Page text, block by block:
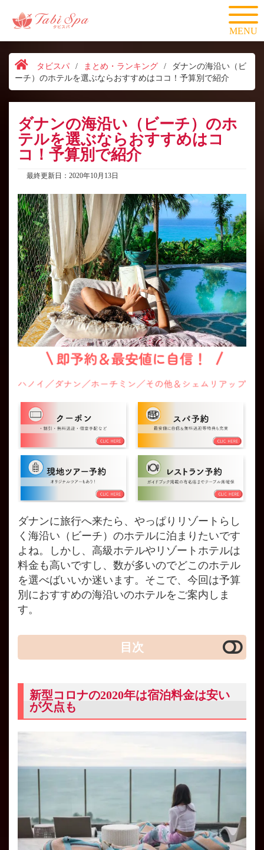
MENU
タビスパ / まとめ・ランキング /
ダナンの海沿い（ビ
ーチ）のホテルを選ぶならおすすめはココ！予算別で紹介
ダナンの海沿い（ビーチ）のホ
テルを選ぶならおすすめはコ
コ！予算別で紹介
最終更新日：2020年10月13日
ダナンに旅行へ来たら、やっぱりリゾートらし
く海沿い（ビーチ）のホテルに泊まりたいです
よね。しかし、高級ホテルやリゾートホテルは
料金も高いですし、数が多いのでどこのホテル
を選べばいいか迷います。そこで、今回は予算
別におすすめの海沿いのホテルをご案内しま
す。
目次
新型コロナの2020年は宿泊料金は安い
が欠点も